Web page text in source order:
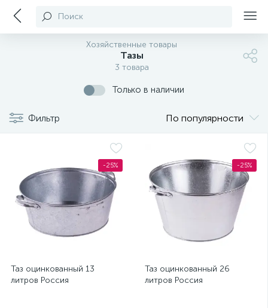
Поиск
Хозяйственные товары
Тазы
3 товара
Только в наличии
Фильтр По популярности
-25%
Таз оцинкованный 13
литров Россия
-25%
Таз оцинкованный 26
литров Россия